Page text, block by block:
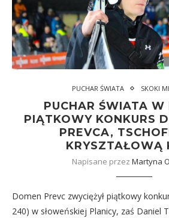
PUCHAR ŚWIATA SKOKI
PUCHAR ŚWIATA W
PIĄTKOWY KONKURS
PREVCA,
KRYSZTAŁOWĄ
Napisane przez Martyna
Domen Prevc zwyciężył piątkowy
240) w słoweńskiej Planicy, zaś Daniel